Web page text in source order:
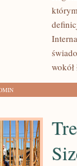
PRZECHOWYWANIE